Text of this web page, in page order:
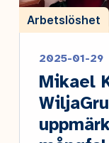
Arbetslöshet
2025-01-29
Mikael